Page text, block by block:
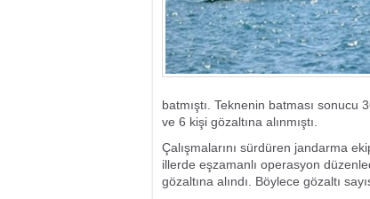
batmıştı. Teknenin batması sonucu
ve 6 kişi gözaltına alınmıştı.
Çalışmalarını sürdüren jandarma
illerde eşzamanlı operasyon
gözaltına alındı. Böylece gözaltı